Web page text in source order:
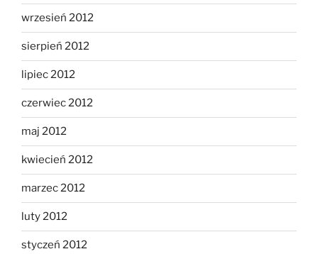
wrzesień 2012
sierpień 2012
lipiec 2012
czerwiec 2012
maj 2012
kwiecień 2012
marzec 2012
luty 2012
styczeń 2012